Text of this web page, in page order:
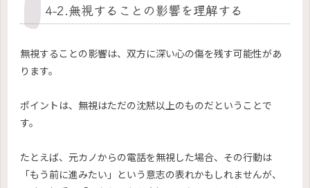
4-2.無視することの影響を理解する
無視することの影響は、双方に深い心の傷を残す可能性があ
ります。
ポイントは、無視はただの沈黙以上のものだということで
す。
たとえば、元カノからの電話を無視した場合、その行動は
「もう前に進みたい」という意志の表れかもしれませんが、